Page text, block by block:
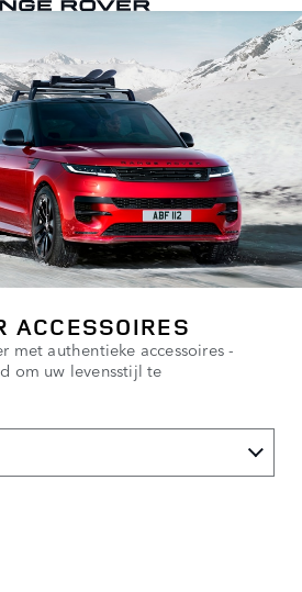
ACCESSOIRES
met authentieke accessoires -
om uw levensstijl te